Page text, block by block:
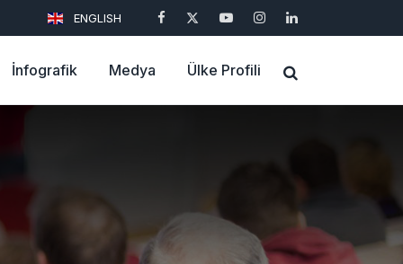
ENGLISH
İnfografik Medya Ülke Profili